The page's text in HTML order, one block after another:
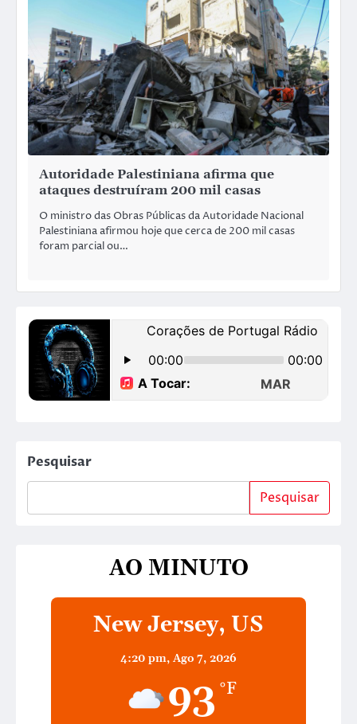
Autoridade Palestiniana afirma que
ataques destruíram 200 mil casas
O ministro das Obras Públicas da Autoridade Nacional
Palestiniana afirmou hoje que cerca de 200 mil casas
foram parcial ou…
Pesquisar
Pesquisar
AO MINUTO
New Jersey, US
4:20 pm, Ago 7, 2026
93 °F